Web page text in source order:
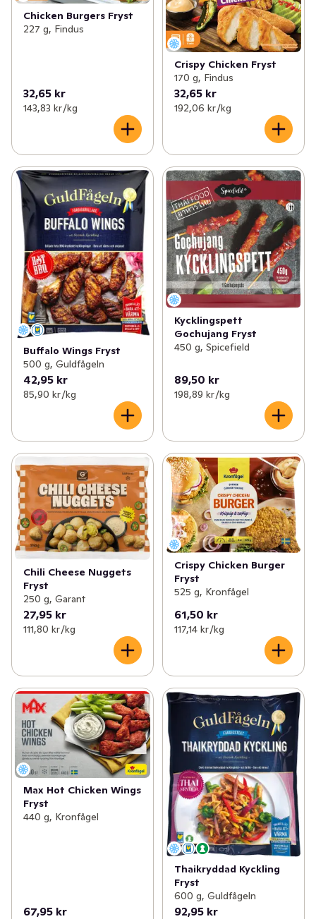
Chicken Burgers Fryst
227 g, Findus
32,65 kr
143,83 kr /kg
Crispy Chicken Fryst
170 g, Findus
32,65 kr
192,06 kr /kg
Buffalo Wings Fryst
500 g, Guldfågeln
42,95 kr
85,90 kr /kg
Kycklingspett
Gochujang Fryst
450 g, Spicefield
89,50 kr
198,89 kr /kg
Chili Cheese Nuggets
Fryst
250 g, Garant
27,95 kr
111,80 kr /kg
Crispy Chicken Burger
Fryst
525 g, Kronfågel
61,50 kr
117,14 kr /kg
Max Hot Chicken Wings
Fryst
440 g, Kronfågel
67,95 kr
Thaikryddad Kyckling
Fryst
600 g, Guldfågeln
92,95 kr